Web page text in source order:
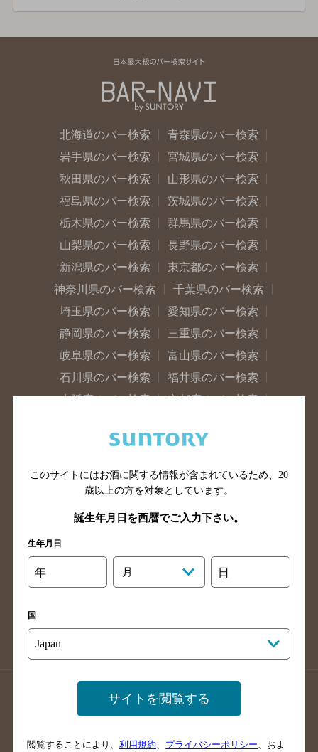
北海道のバー検索
青森県のバー検索
岩手県のバー検索
宮城県のバー検索
秋田県のバー検索
山形県のバー検索
福島県のバー検索
茨城県のバー検索
栃木県のバー検索
群馬県のバー検索
山梨県のバー検索
長野県のバー検索
新潟県のバー検索
東京都のバー検索
神奈川県のバー検索
千葉県のバー検索
埼玉県のバー検索
愛知県のバー検索
静岡県のバー検索
三重県のバー検索
岐阜県のバー検索
富山県のバー検索
石川県のバー検索
福井県のバー検索
大阪府のバー検索
京都府のバー検索
滋賀県のバー検索
和歌山県のバー検索
山口県のバー検索
鳥取県のバー検索
島根県のバー検索
徳島県のバー検索
高知県のバー検索
福岡県のバー検索
長崎県のバー検索
佐賀県のバー検索
店舗登録方法のご案内
店舗情報更新方法のご案内
掲載店舗様ログイン
このサイトにはお酒に関する情報が含まれているため、 20
歳以上の方を対象としています。
誕生年月日を西暦でご入力下さい。
生年月日
年 月 日
国
サイトを閲覧する
閲覧することにより、 利用規約 プライバシーポリシー 、およ